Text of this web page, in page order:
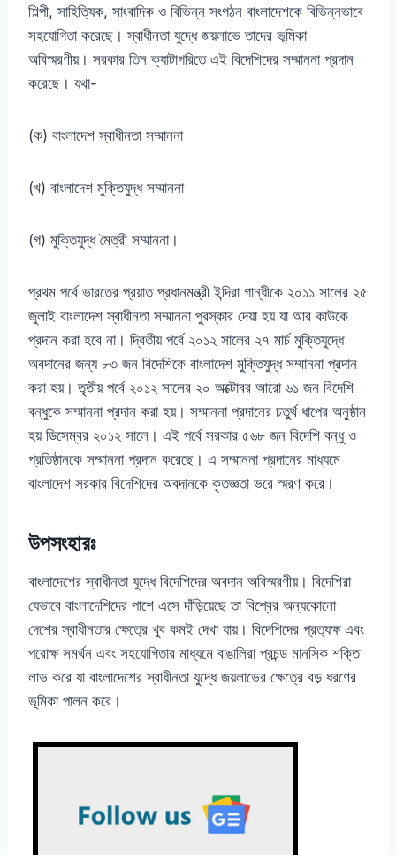
শিল্পী, সাহিত্যিক, সাংবাদিক ও বিভিন্ন সংগঠন বাংলাদেশকে বিভিন্নভাবে
সহযোগিতা করেছে। স্বাধীনতা যুদ্ধে জয়লাভে তাদের ভূমিকা
অবিস্মরণীয়। সরকার তিন ক্যাটাগরিতে এই বিদেশিদের সম্মাননা প্রদান
করেছে। যথা-
(ক) বাংলাদেশ স্বাধীনতা সম্মাননা
(খ) বাংলাদেশ মুক্তিযুদ্ধ সম্মাননা
(গ) মুক্তিযুদ্ধ মৈত্রী সম্মাননা।
প্রথম পর্বে ভারতের প্রয়াত প্রধানমন্ত্রী ইন্দিরা গান্ধীকে ২০১১ সালের ২৫
জুলাই বাংলাদেশ স্বাধীনতা সম্মাননা পুরস্কার দেয়া হয় যা আর কাউকে
প্রদান করা হবে না। দ্বিতীয় পর্বে ২০১২ সালের ২৭ মার্চ মুক্তিযুদ্ধে
অবদানের জন্য ৮৩ জন বিদেশিকে বাংলাদেশ মুক্তিযুদ্ধ সম্মাননা প্রদান
করা হয়। তৃতীয় পর্বে ২০১২ সালের ২০ অক্টোবর আরো ৬১ জন বিদেশি
বন্ধুকে সম্মাননা প্রদান করা হয়। সম্মাননা প্রদানের চতুর্থ ধাপের অনুষ্ঠান
হয় ডিসেম্বর ২০১২ সালে। এই পর্বে সরকার ৫৬৮ জন বিদেশি বন্ধু ও
প্রতিষ্ঠানকে সম্মাননা প্রদান করেছে। এ সম্মাননা প্রদানের মাধ্যমে
বাংলাদেশ সরকার বিদেশিদের অবদানকে কৃতজ্ঞতা ভরে স্মরণ করে।
উপসংহারঃ
বাংলাদেশের স্বাধীনতা যুদ্ধে বিদেশিদের অবদান অবিস্মরণীয়। বিদেশিরা
যেভাবে বাংলাদেশিদের পাশে এসে দাঁড়িয়েছে তা বিশ্বের অন্যকোনো
দেশের স্বাধীনতার ক্ষেত্রে খুব কমই দেখা যায়। বিদেশিদের প্রত্যক্ষ এবং
পরোক্ষ সমর্থন এবং সহযোগিতার মাধ্যমে বাঙালিরা প্রচন্ড মানসিক শক্তি
লাভ করে যা বাংলাদেশের স্বাধীনতা যুদ্ধে জয়লাভের ক্ষেত্রে বড় ধরণের
ভূমিকা পালন করে।